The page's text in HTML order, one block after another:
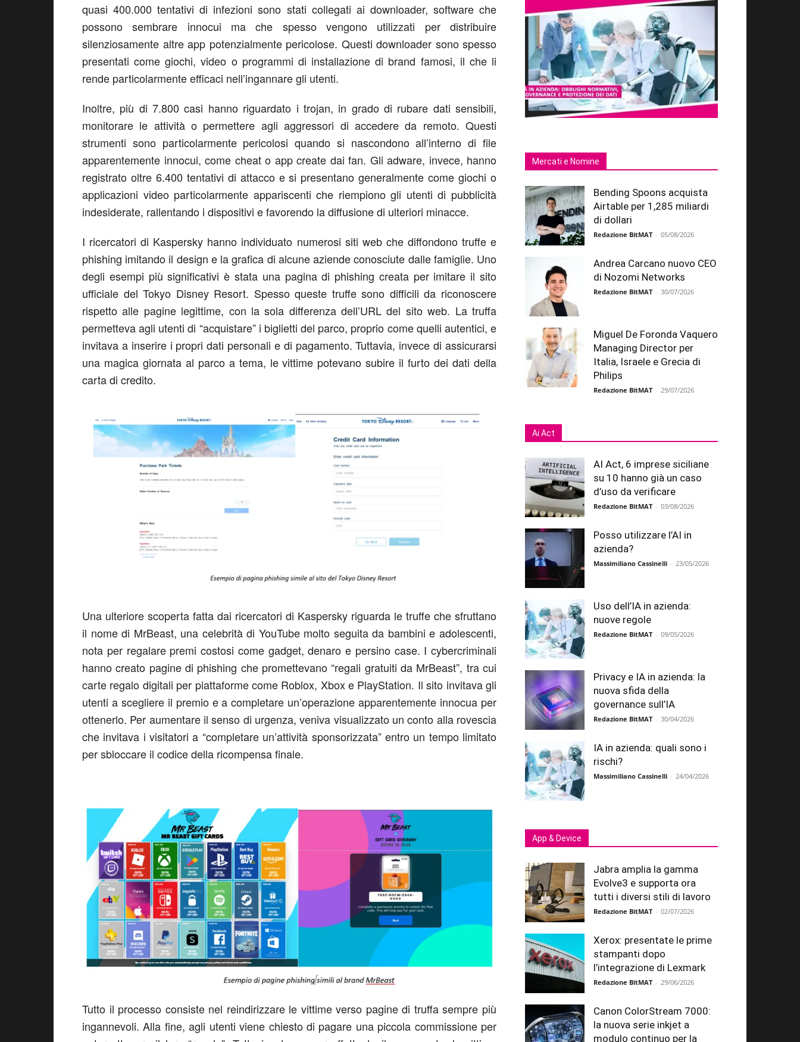
quasi 400.000 tentativi di infezioni sono stati collegati ai downloader, software che
possono sembrare innocui ma che spesso vengono utilizzati per distribuire
silenziosamente altre app potenzialmente pericolose. Questi downloader sono spesso
presentati come giochi, video o programmi di installazione di brand famosi, il che li
rende particolarmente efficaci nell’ingannare gli utenti.
Inoltre, più di 7.800 casi hanno riguardato i trojan, in grado di rubare dati sensibili,
monitorare le attività o permettere agli aggressori di accedere da remoto. Questi
strumenti sono particolarmente pericolosi quando si nascondono all’interno di file
apparentemente innocui, come cheat o app create dai fan. Gli adware, invece, hanno
registrato oltre 6.400 tentativi di attacco e si presentano generalmente come giochi o
applicazioni video particolarmente appariscenti che riempiono gli utenti di pubblicità
indesiderate, rallentando i dispositivi e favorendo la diffusione di ulteriori minacce.
I ricercatori di Kaspersky hanno individuato numerosi siti web che diffondono truffe e
phishing imitando il design e la grafica di alcune aziende conosciute dalle famiglie. Uno
degli esempi più significativi è stata una pagina di phishing creata per imitare il sito
ufficiale del Tokyo Disney Resort. Spesso queste truffe sono difficili da riconoscere
rispetto alle pagine legittime, con la sola differenza dell’URL del sito web. La truffa
permetteva agli utenti di “acquistare” i biglietti del parco, proprio come quelli autentici, e
invitava a inserire i propri dati personali e di pagamento. Tuttavia, invece di assicurarsi
una magica giornata al parco a tema, le vittime potevano subire il furto dei dati della
carta di credito.
Una ulteriore scoperta fatta dai ricercatori di Kaspersky riguarda le truffe che sfruttano
il nome di MrBeast, una celebrità di YouTube molto seguita da bambini e adolescenti,
nota per regalare premi costosi come gadget, denaro e persino case. I cybercriminali
hanno creato pagine di phishing che promettevano “regali gratuiti da MrBeast”, tra cui
carte regalo digitali per piattaforme come Roblox, Xbox e PlayStation. Il sito invitava gli
utenti a scegliere il premio e a completare un’operazione apparentemente innocua per
ottenerlo. Per aumentare il senso di urgenza, veniva visualizzato un conto alla rovescia
che invitava i visitatori a “completare un’attività sponsorizzata” entro un tempo limitato
per sbloccare il codice della ricompensa finale.
Tutto il processo consiste nel reindirizzare le vittime verso pagine di truffa sempre più
ingannevoli. Alla fine, agli utenti viene chiesto di pagare una piccola commissione per
Mercati e Nomine
Bending Spoons acquista
Airtable per 1,285 miliardi
di dollari
Redazione BitMAT - 05/08/2026
Andrea Carcano nuovo CEO
di Nozomi Networks
Redazione BitMAT - 30/07/2026
Miguel De Foronda Vaquero
Managing Director per
Italia, Israele e Grecia di
Philips
Redazione BitMAT - 29/07/2026
Ai Act
AI Act, 6 imprese siciliane
su 10 hanno già un caso
d’uso da verificare
Redazione BitMAT - 03/08/2026
Posso utilizzare l’AI in
azienda?
Massimiliano Cassinelli - 23/05/2026
Uso dell’IA in azienda:
nuove regole
Redazione BitMAT - 09/05/2026
Privacy e IA in azienda: la
nuova sfida della
governance sull’IA
Redazione BitMAT - 30/04/2026
IA in azienda: quali sono i
rischi?
Massimiliano Cassinelli - 24/04/2026
App & Device
Jabra amplia la gamma
Evolve3 e supporta ora
tutti i diversi stili di lavoro
Redazione BitMAT - 02/07/2026
Xerox: presentate le prime
stampanti dopo
l’integrazione di Lexmark
Redazione BitMAT - 29/06/2026
Canon ColorStream 7000:
la nuova serie inkjet a
modulo continuo per la